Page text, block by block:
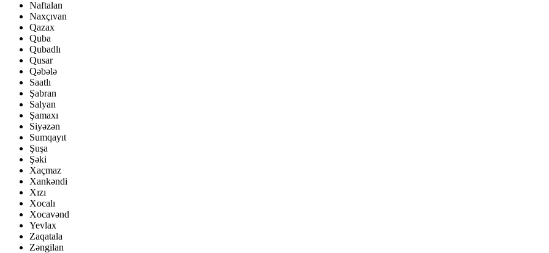
Naftalan
Naxçıvan
Qazax
Quba
Qubadlı
Qusar
Qəbələ
Saatlı
Şabran
Salyan
Şamaxı
Siyəzən
Sumqayıt
Şuşa
Şəki
Xaçmaz
Xankəndi
Xızı
Xocalı
Xocavənd
Yevlax
Zaqatala
Zəngilan